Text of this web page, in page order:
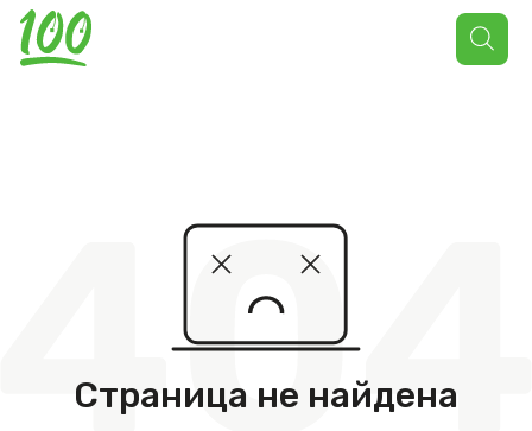
Поиск
товаров
Страница не найдена